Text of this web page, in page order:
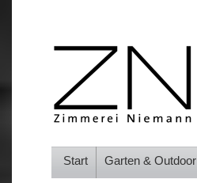
Start Garten & Outdoor